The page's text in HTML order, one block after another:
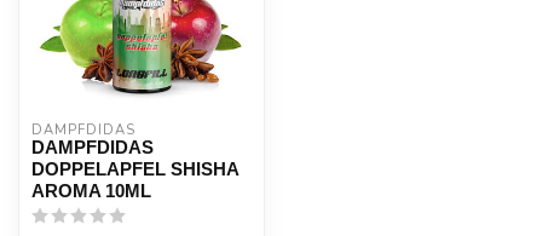
DAMPFDIDAS
DAMPFDIDAS
DOPPELAPFEL SHISHA
AROMA 10ML